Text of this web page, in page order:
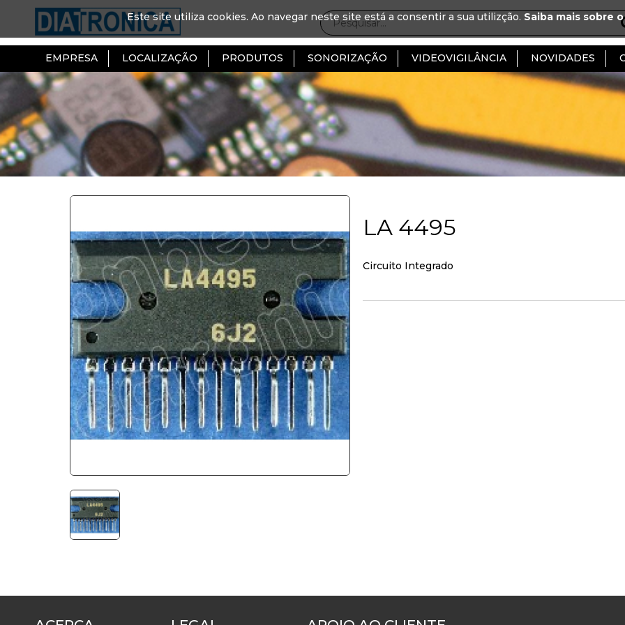
EMPRESA LOCALIZAÇÃO PRODUTOS SONORIZAÇÃO VIDEOVIGILÂNCIA NOVIDADES
LA 4495
Circuito Integrado
Este site utiliza cookies. Ao navegar neste site está a consentir a sua utilizção. Saiba mais sobre